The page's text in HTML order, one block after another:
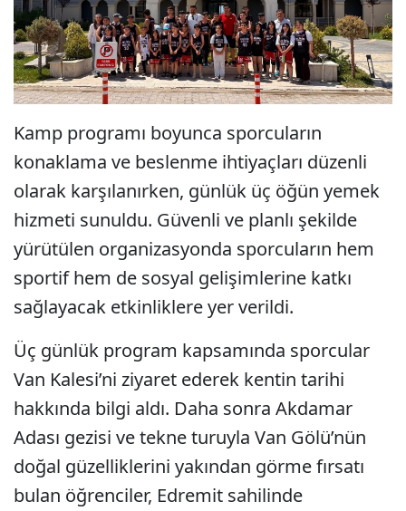
Kamp programı boyunca sporcuların
konaklama ve beslenme ihtiyaçları düzenli
olarak karşılanırken, günlük üç öğün yemek
hizmeti sunuldu. Güvenli ve planlı şekilde
yürütülen organizasyonda sporcuların hem
sportif hem de sosyal gelişimlerine katkı
sağlayacak etkinliklere yer verildi.
Üç günlük program kapsamında sporcular
Van Kalesi’ni ziyaret ederek kentin tarihi
hakkında bilgi aldı. Daha sonra Akdamar
Adası gezisi ve tekne turuyla Van Gölü’nün
doğal güzelliklerini yakından görme fırsatı
bulan öğrenciler, Edremit sahilinde